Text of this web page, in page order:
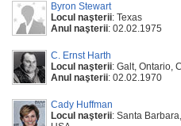
Byron Stewart
Locul naşterii: Texas
Anul naşterii: 02.02.1975
C. Ernst Harth
Locul naşterii: Galt, Ontario,
Anul naşterii: 02.02.1970
Cady Huffman
Locul naşterii: Santa